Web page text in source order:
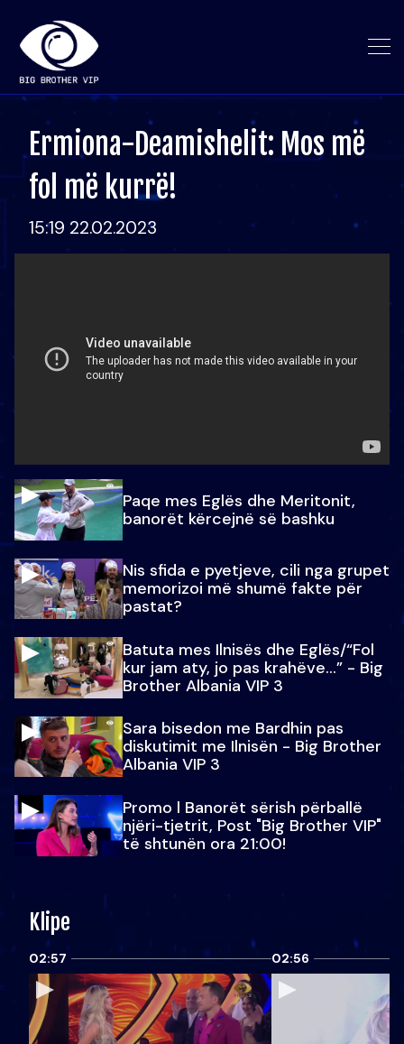
Ermiona-Deamishelit: Mos më
fol më kurrë!
15:19 22.02.2023
Paqe mes Eglës dhe Meritonit,
banorët kërcejnë së bashku
Nis sfida e pyetjeve, cili nga grupet
memorizoi më shumë fakte për
pastat?
Batuta mes Ilnisës dhe Eglës/“Fol
kur jam aty, jo pas krahëve…” - Big
Brother Albania VIP 3
Sara bisedon me Bardhin pas
diskutimit me Ilnisën - Big Brother
Albania VIP 3
Promo l Banorët sërish përballë
njëri-tjetrit, Post "Big Brother VIP"
të shtunën ora 21:00!
Klipe
02:57 02:56